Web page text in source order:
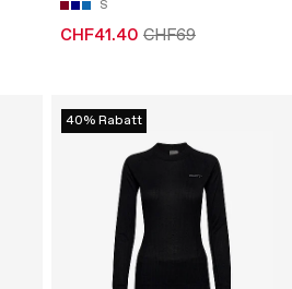
S
CHF41.40 CHF69
40% Rabatt